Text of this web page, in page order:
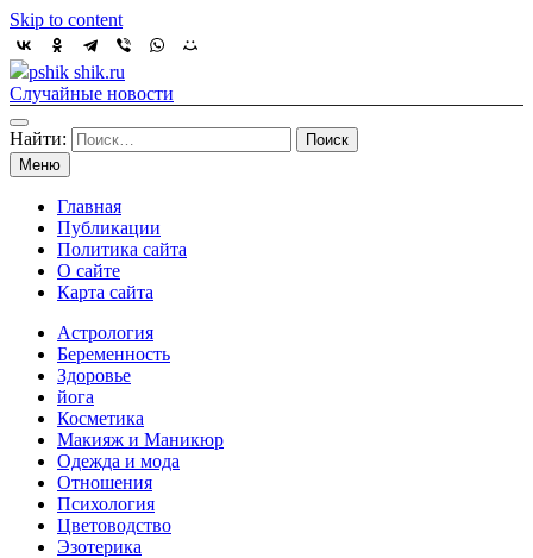
Skip to content
pshik shik.ru
Случайные новости
Найти:
Меню
Главная
Публикации
Политика сайта
О сайте
Карта сайта
Астрология
Беременность
Здоровье
йога
Косметика
Макияж и Маникюр
Одежда и мода
Отношения
Психология
Цветоводство
Эзотерика